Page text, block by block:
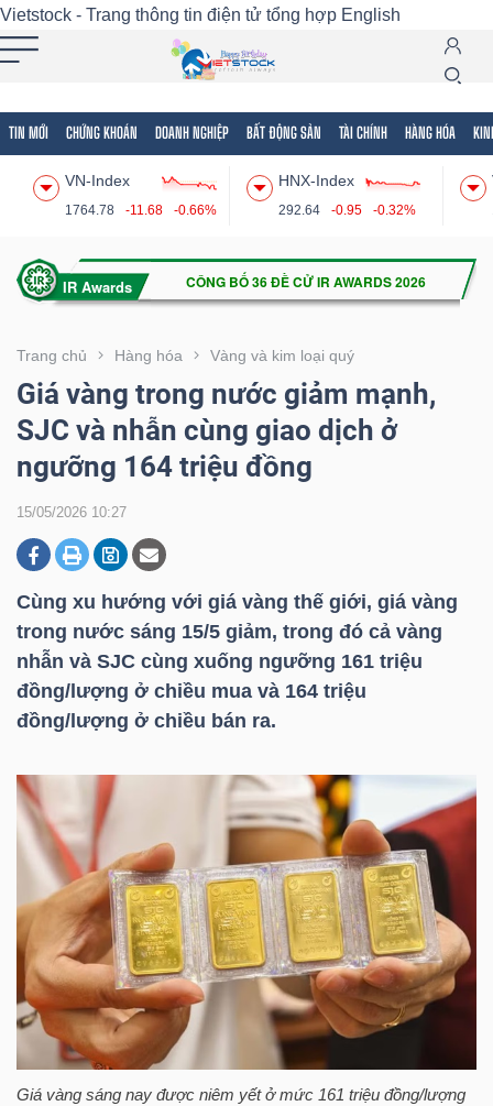
Vietstock - Trang thông tin điện tử tổng hợp English
TIN MỚI CHỨNG KHOÁN DOANH NGHIỆP BẤT ĐỘNG SẢN TÀI CHÍNH HÀNG HÓA
VN-Index
1764.78 -11.68 -0.66%
HNX-Index
292.64 -0.95 -0.32%
Trang chủ Hàng hóa Vàng và kim loại quý
Giá vàng trong nước giảm mạnh,
SJC và nhẫn cùng giao dịch ở
ngưỡng 164 triệu đồng
15/05/2026 10:27
Cùng xu hướng với giá vàng thế giới, giá vàng
trong nước sáng 15/5 giảm, trong đó cả vàng
nhẫn và SJC cùng xuống ngưỡng 161 triệu
đồng/lượng ở chiều mua và 164 triệu
đồng/lượng ở chiều bán ra.
Giá vàng sáng nay được niêm yết ở mức 161 triệu đồng/lượng
Tất cả Tính năng Ngành Mã chứng khoán
Tính
(-)
VIETSTOCK
CHỨNG
KHOÁN
DOANH
NGHIỆP
BẤT
ĐỘNG
TÀI
CHÍNH
HÀNG
HÓA